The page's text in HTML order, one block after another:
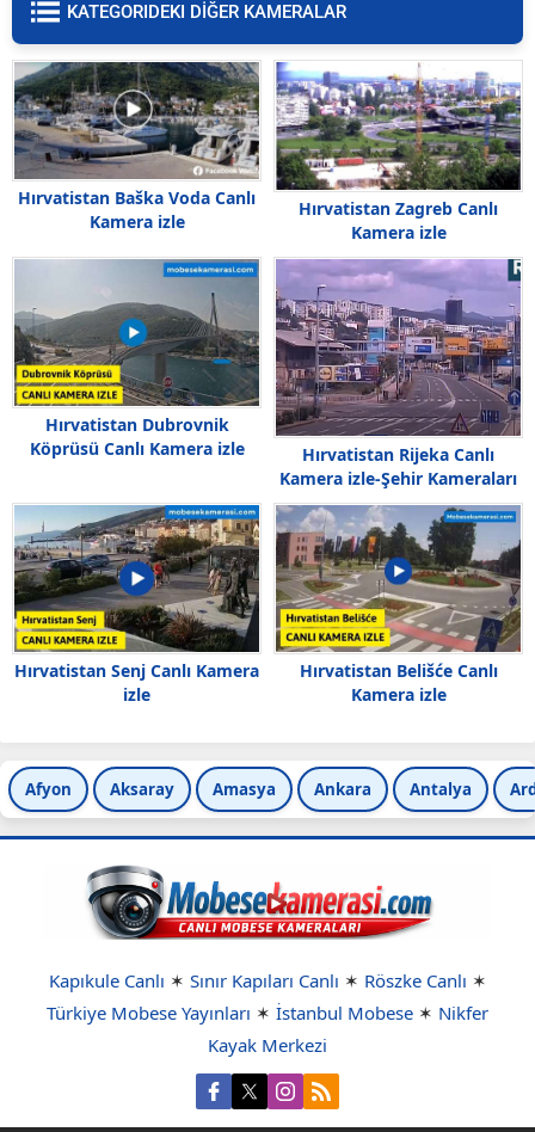
KATEGORIDEKI DİĞER KAMERALAR
Hırvatistan Baška Voda Canlı
Kamera izle
Hırvatistan Zagreb Canlı
Kamera izle
Hırvatistan Dubrovnik
Köprüsü Canlı Kamera izle
Hırvatistan Rijeka Canlı
Kamera izle-Şehir Kameraları
Hırvatistan Senj Canlı Kamera
izle
Hırvatistan Belišće Canlı
Kamera izle
Afyon Aksaray Amasya Ankara Antalya
Kapıkule Canlı ✶ Sınır Kapıları Canlı ✶ Röszke Canlı ✶
Türkiye Mobese Yayınları ✶ İstanbul Mobese ✶ Nikfer
Kayak Merkezi